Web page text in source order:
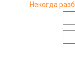
Некогда